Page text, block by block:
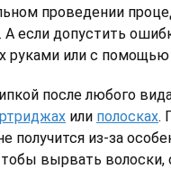
проведении
если допустить
руками или с
после любого
или полосках.
получится из-за
вырвать